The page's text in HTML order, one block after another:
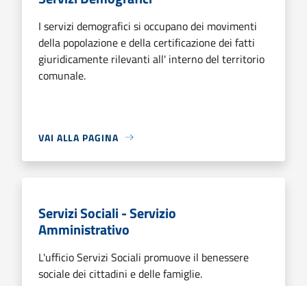
I servizi demografici si occupano dei movimenti
della popolazione e della certificazione dei fatti
giuridicamente rilevanti all' interno del territorio
comunale.
VAI ALLA PAGINA
Servizi Sociali - Servizio
Amministrativo
L'ufficio Servizi Sociali promuove il benessere
sociale dei cittadini e delle famiglie.